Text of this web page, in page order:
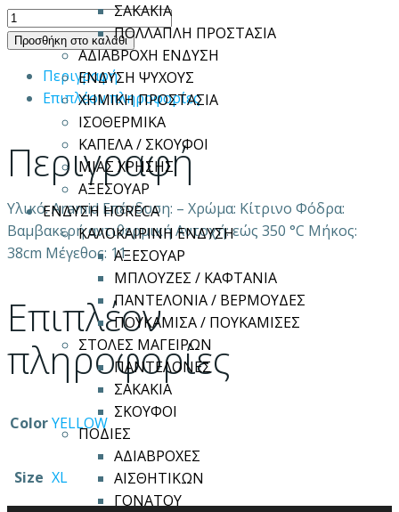
ΣΑΚΑΚΙΑ
ΠΟΛΛΑΠΛΗ ΠΡΟΣΤΑΣΙΑ
ΑΔΙΑΒΡΟΧΗ ΕΝΔΥΣΗ
ΕΝΔΥΣΗ ΨΥΧΟΥΣ
ΧΗΜΙΚΗ ΠΡΟΣΤΑΣΙΑ
ΙΣΟΘΕΡΜΙΚΑ
ΚΑΠΕΛΑ / ΣΚΟΥΦΟΙ
ΜΙΑΣ ΧΡΗΣΗΣ
ΑΞΕΣΟΥΑΡ
ΕΝΔΥΣΗ HORECA
ΚΑΛΟΚΑΙΡΙΝΗ ΕΝΔΥΣΗ
ΑΞΕΣΟΥΑΡ
ΜΠΛΟΥΖΕΣ / ΚΑΦΤΑΝΙΑ
ΠΑΝΤΕΛΟΝΙΑ / ΒΕΡΜΟΥΔΕΣ
ΠΟΥΚΑΜΙΣΑ / ΠΟΥΚΑΜΙΣΕΣ
ΣΤΟΛΕΣ ΜΑΓΕΙΡΩΝ
ΠΑΝΤΕΛΟΝΕΣ
ΣΑΚΑΚΙΑ
ΣΚΟΥΦΟΙ
ΠΟΔΙΕΣ
ΑΔΙΑΒΡΟΧΕΣ
ΑΙΣΘΗΤΙΚΩΝ
ΓΟΝΑΤΟΥ
Γάντια
αντιθερμικά
38cm
ποσότητα
Προσθήκη στο καλάθι
Περιγραφή
Επιπλέον πληροφορίες
Περιγραφή
Υλικό: Aramid Επένδυση: – Χρώμα: Κίτρινο Φόδρα:
Βαμβακερή αντιθερμική Αντοχή: εώς 350 °C Μήκος:
38cm Μέγεθος: 11
Επιπλέον
πληροφορίες
ColorYELLOW
Size XL